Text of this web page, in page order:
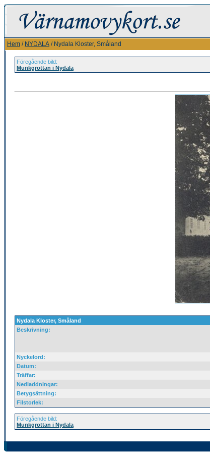
Hem / NYDALA / Nydala Kloster, Småland
Föregående bild:
Munkgrottan i Nydala
Nydala Kloster, Småland
Beskrivning:
Nyckelord:
Datum:
Träffar:
Nedladdningar:
Betygsättning:
Filstorlek:
Föregående bild:
Munkgrottan i Nydala